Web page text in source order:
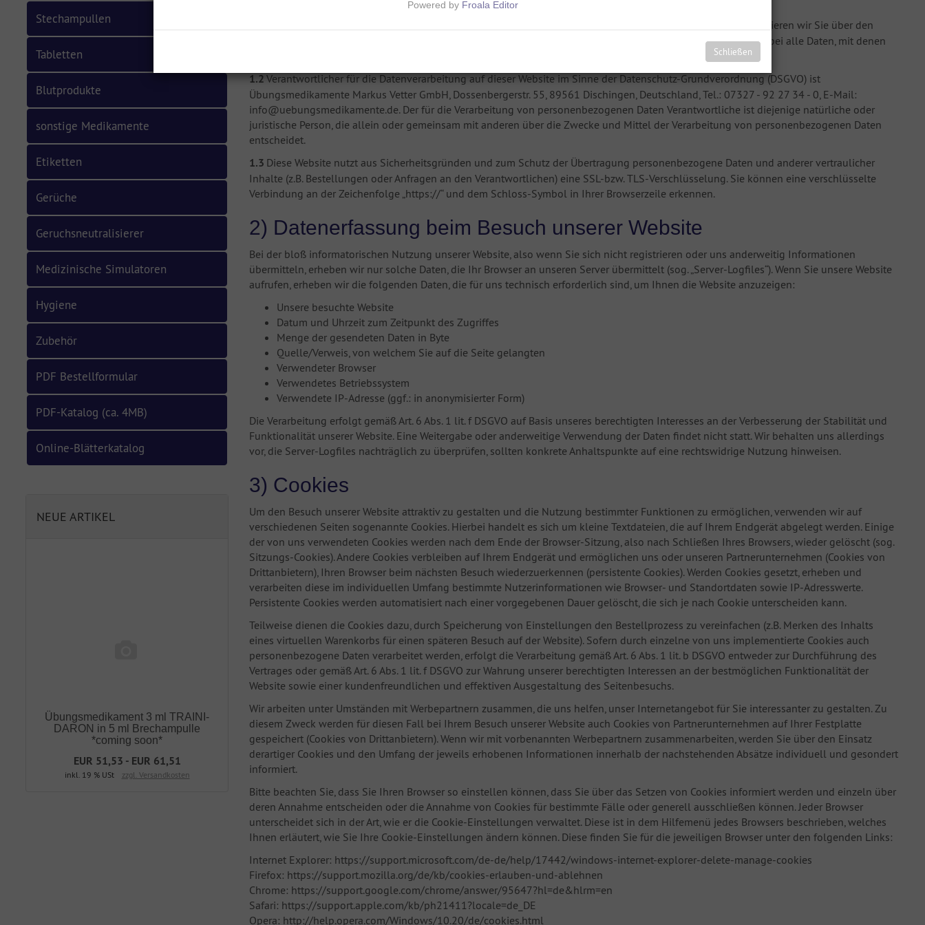
Wir freuen uns, dass Sie unsere Website besuchen und bedanken uns für Ihr Interesse. Im Folgenden informieren wir Sie über den
Umgang mit Ihren personenbezogenen Daten bei Nutzung unserer Website. Personenbezogene Daten sind hierbei alle Daten, mit denen
1.2Verantwortlicher für die Datenverarbeitung auf dieser Website im Sinne der Datenschutz-Grundverordnung (DSGVO) ist
Übungsmedikamente Markus Vetter GmbH, Dossenbergerstr. 55, 89561 Dischingen, Deutschland, Tel.: 07327 - 92 27 34 - 0, E-Mail:
info@uebungsmedikamente.de. Der für die Verarbeitung von personenbezogenen Daten Verantwortliche ist diejenige natürliche oder
juristische Person, die allein oder gemeinsam mit anderen über die Zwecke und Mittel der Verarbeitung von personenbezogenen Daten
entscheidet.
1.3 Diese Website nutzt aus Sicherheitsgründen und zum Schutz der Übertragung personenbezogene Daten und anderer vertraulicher
Inhalte (z.B. Bestellungen oder Anfragen an den Verantwortlichen) eine SSL-bzw. TLS-Verschlüsselung. Sie können eine verschlüsselte
Verbindung an der Zeichenfolge „https://“ und dem Schloss-Symbol in Ihrer Browserzeile erkennen.
2) Datenerfassung beim Besuch unserer Website
Bei der bloß informatorischen Nutzung unserer Website, also wenn Sie sich nicht registrieren oder uns anderweitig Informationen
übermitteln, erheben wir nur solche Daten, die Ihr Browser an unseren Server übermittelt (sog. „Server-Logfiles“). Wenn Sie unsere Website
aufrufen, erheben wir die folgenden Daten, die für uns technisch erforderlich sind, um Ihnen die Website anzuzeigen:
Unsere besuchte Website
Datum und Uhrzeit zum Zeitpunkt des Zugriffes
Menge der gesendeten Daten in Byte
Quelle/Verweis, von welchem Sie auf die Seite gelangten
Verwendeter Browser
Verwendetes Betriebssystem
Verwendete IP-Adresse (ggf.: in anonymisierter Form)
Die Verarbeitung erfolgt gemäß Art. 6 Abs. 1 lit. f DSGVO auf Basis unseres berechtigten Interesses an der Verbesserung der Stabilität und
Funktionalität unserer Website. Eine Weitergabe oder anderweitige Verwendung der Daten findet nicht statt. Wir behalten uns allerdings
vor, die Server-Logfiles nachträglich zu überprüfen, sollten konkrete Anhaltspunkte auf eine rechtswidrige Nutzung hinweisen.
3) Cookies
Um den Besuch unserer Website attraktiv zu gestalten und die Nutzung bestimmter Funktionen zu ermöglichen, verwenden wir auf
verschiedenen Seiten sogenannte Cookies. Hierbei handelt es sich um kleine Textdateien, die auf Ihrem Endgerät abgelegt werden. Einige
der von uns verwendeten Cookies werden nach dem Ende der Browser-Sitzung, also nach Schließen Ihres Browsers, wieder gelöscht (sog.
Sitzungs-Cookies). Andere Cookies verbleiben auf Ihrem Endgerät und ermöglichen uns oder unseren Partnerunternehmen (Cookies von
Drittanbietern), Ihren Browser beim nächsten Besuch wiederzuerkennen (persistente Cookies). Werden Cookies gesetzt, erheben und
verarbeiten diese im individuellen Umfang bestimmte Nutzerinformationen wie Browser- und Standortdaten sowie IP-Adresswerte.
Persistente Cookies werden automatisiert nach einer vorgegebenen Dauer gelöscht, die sich je nach Cookie unterscheiden kann.
Teilweise dienen die Cookies dazu, durch Speicherung von Einstellungen den Bestellprozess zu vereinfachen (z.B. Merken des Inhalts
eines virtuellen Warenkorbs für einen späteren Besuch auf der Website). Sofern durch einzelne von uns implementierte Cookies auch
personenbezogene Daten verarbeitet werden, erfolgt die Verarbeitung gemäß Art. 6 Abs. 1 lit. b DSGVO entweder zur Durchführung des
Vertrages oder gemäß Art. 6 Abs. 1 lit. f DSGVO zur Wahrung unserer berechtigten Interessen an der bestmöglichen Funktionalität der
Website sowie einer kundenfreundlichen und effektiven Ausgestaltung des Seitenbesuchs.
Wir arbeiten unter Umständen mit Werbepartnern zusammen, die uns helfen, unser Internetangebot für Sie interessanter zu gestalten. Zu
diesem Zweck werden für diesen Fall bei Ihrem Besuch unserer Website auch Cookies von Partnerunternehmen auf Ihrer Festplatte
gespeichert (Cookies von Drittanbietern). Wenn wir mit vorbenannten Werbepartnern zusammenarbeiten, werden Sie über den Einsatz
derartiger Cookies und den Umfang der jeweils erhobenen Informationen innerhalb der nachstehenden Absätze individuell und gesondert
informiert.
Bitte beachten Sie, dass Sie Ihren Browser so einstellen können, dass Sie über das Setzen von Cookies informiert werden und einzeln über
deren Annahme entscheiden oder die Annahme von Cookies für bestimmte Fälle oder generell ausschließen können. Jeder Browser
unterscheidet sich in der Art, wie er die Cookie-Einstellungen verwaltet. Diese ist in dem Hilfemenü jedes Browsers beschrieben, welches
Ihnen erläutert, wie Sie Ihre Cookie-Einstellungen ändern können. Diese finden Sie für die jeweiligen Browser unter den folgenden Links:
Internet Explorer: https://support.microsoft.com/de-de/help/17442/windows-internet-explorer-delete-manage-cookies
Firefox: https://support.mozilla.org/de/kb/cookies-erlauben-und-ablehnen
Chrome: https://support.google.com/chrome/answer/95647?hl=de&hlrm=en
Safari: https://support.apple.com/kb/ph21411?locale=de_DE
Opera: http://help.opera.com/Windows/10.20/de/cookies.html
Stechampullen
Tabletten
Blutprodukte
sonstige Medikamente
Etiketten
Gerüche
Geruchsneutralisierer
Medizinische Simulatoren
Hygiene
Zubehör
PDF Bestellformular
PDF-Katalog (ca. 4MB)
Online-Blätterkatalog
NEUE ARTIKEL
Übungsmedikament 3 ml TRAINI-
DARON in 5 ml Brechampulle
*coming soon*
EUR 51,53 - EUR 61,51
inkl. 19 % USt zzgl. Versandkosten
Powered by Froala Editor
Schließen